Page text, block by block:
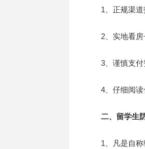
1、正规渠道找
2、实地看房+
3、谨慎支付费
4、仔细阅读合
二、留学生
1、凡是自称驻